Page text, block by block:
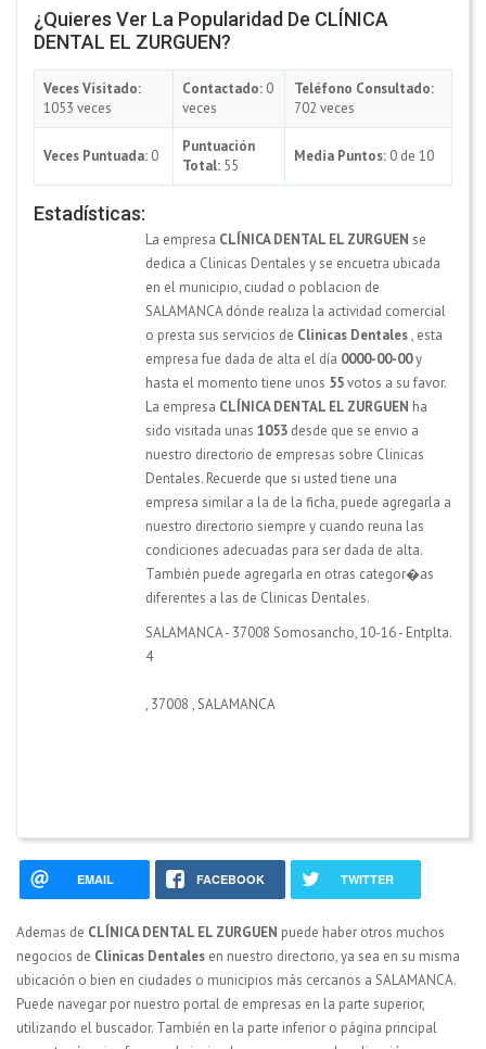
¿Quieres Ver La Popularidad De CLÍNICA
DENTAL EL ZURGUEN?
Veces Visitado:
1053 veces
Contactado: 0
veces
Teléfono Consultado:
702 veces
Veces Puntuada: 0
Puntuación
Total: 55
Media Puntos: 0 de 10
Estadísticas:
La empresa CLÍNICA DENTAL EL ZURGUEN se
dedica a Clinicas Dentales y se encuetra ubicada
en el municipio, ciudad o poblacion de
SALAMANCA dónde realiza la actividad comercial
o presta sus servicios de Clinicas Dentales, esta
empresa fue dada de alta el día 0000-00-00y
hasta el momento tiene unos 55votos a su favor.
La empresa CLÍNICA DENTAL EL ZURGUEN ha
sido visitada unas 1053 desde que se envio a
nuestro directorio de empresas sobre Clinicas
Dentales. Recuerde que si usted tiene una
empresa similar a la de la ficha, puede agregarla a
nuestro directorio siempre y cuando reuna las
condiciones adecuadas para ser dada de alta.
También puede agregarla en otras categor�as
diferentes a las de Clinicas Dentales.
SALAMANCA - 37008 Somosancho, 10-16 - Entplta.
4
, 37008 ,SALAMANCA
EMAIL FACEBOOK TWITTER
Ademas de CLÍNICA DENTAL EL ZURGUEN puede haber otros muchos
negocios de Clinicas Dentales en nuestro directorio, ya sea en su misma
ubicación o bien en ciudades o municipios más cercanos a SALAMANCA.
Puede navegar por nuestro portal de empresas en la parte superior,
utilizando el buscador. También en la parte inferior o página principal